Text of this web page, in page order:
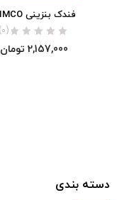
فندک بنزینی IMCO
(0)
2,157,000 تومان
دسته بندی